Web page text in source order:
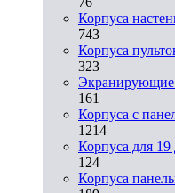
Корпуса
743
Корпуса
323
Экранирующие
161
Корпуса с
1214
Корпуса для
124
Корпуса